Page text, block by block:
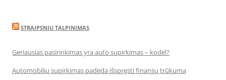
STRAIPSNIU TALPINIMAS
Geriausias pasirinkimas yra auto supirkimas – kodėl?
Automobilių supirkimas padeda išspręsti finansų trūkumą